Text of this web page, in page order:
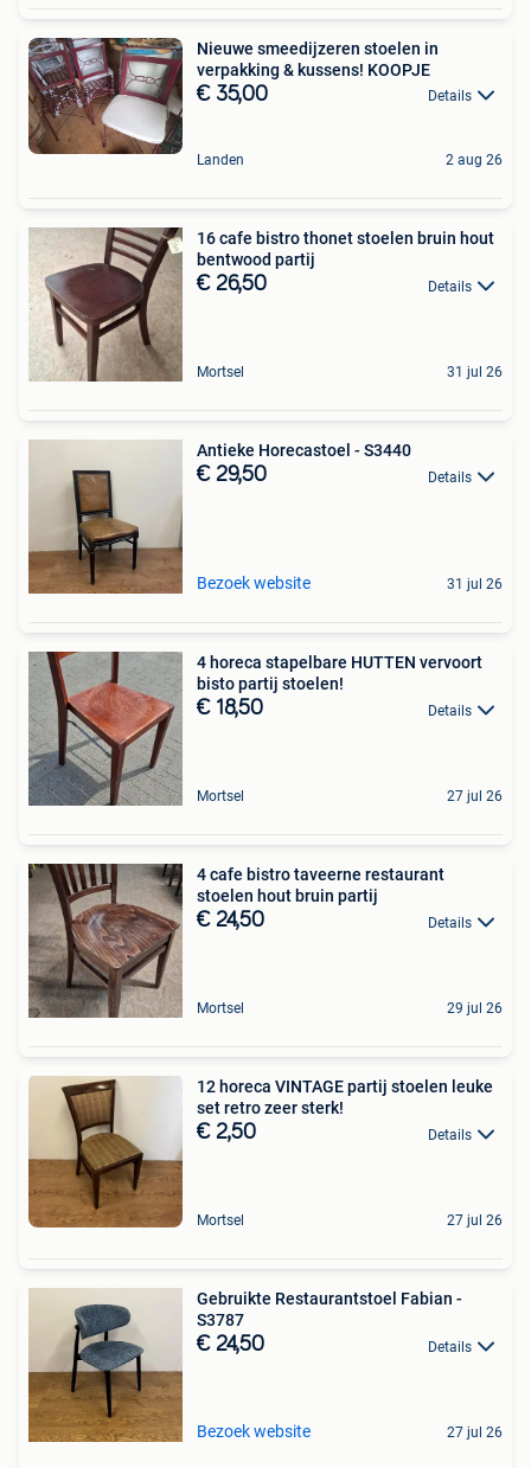
Nieuwe smeedijzeren stoelen in
verpakking & kussens! KOOPJE
€ 35,00 Details
Landen 2 aug 26
16 cafe bistro thonet stoelen bruin hout
bentwood partij
€ 26,50 Details
Mortsel 31 jul 26
Antieke Horecastoel - S3440
€ 29,50 Details
Bezoek website 31 jul 26
4 horeca stapelbare HUTTEN vervoort
bisto partij stoelen!
€ 18,50 Details
Mortsel 27 jul 26
4 cafe bistro taveerne restaurant
stoelen hout bruin partij
€ 24,50 Details
Mortsel 29 jul 26
12 horeca VINTAGE partij stoelen leuke
set retro zeer sterk!
€ 2,50 Details
Mortsel 27 jul 26
Gebruikte Restaurantstoel Fabian -
S3787
€ 24,50 Details
Bezoek website 27 jul 26